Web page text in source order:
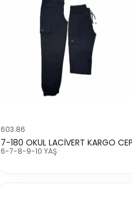
603.86
6-7-8-9-10 YAŞ